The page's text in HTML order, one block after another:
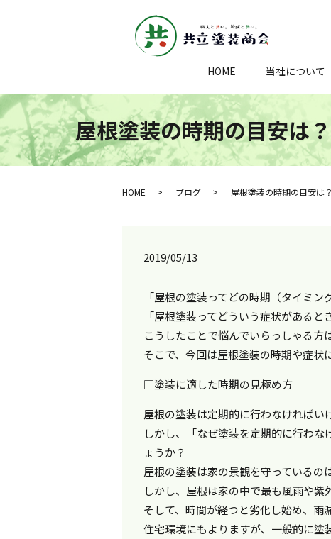
HOME 当社について
屋根塗装の時期の目安は
HOME ブログ 屋根塗装の時期の目安は
2019/05/13
「屋根の塗装ってどの時期（タイミン
「屋根塗装ってどういう症状があると
こうしたことで悩んでいらっしゃる方
そこで、今回は屋根塗装の時期や症状
□塗装に適した時期の見極め方
屋根の塗装は定期的に行わなければい
しかし、「なぜ塗装を定期的に行わ
ょうか？
屋根の塗装は家の景観を守っているの
しかし、屋根は家の中で最も風雨や紫
そして、時間が経つと劣化し始め、雨
住宅環境にもよりますが、一般的に塗